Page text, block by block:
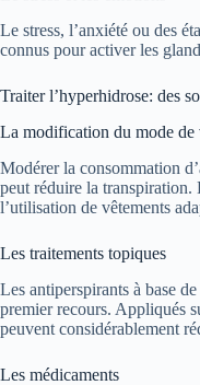
Le stress, l’anxiété ou des
connus pour activer les
Traiter l’hyperhidrose: des
La modification du mode de
Modérer la consommation
peut réduire la transpiration.
l’utilisation de vêtements
Les traitements topiques
Les antiperspirants à base
premier recours. Appliqués
peuvent considérablement
Les médicaments